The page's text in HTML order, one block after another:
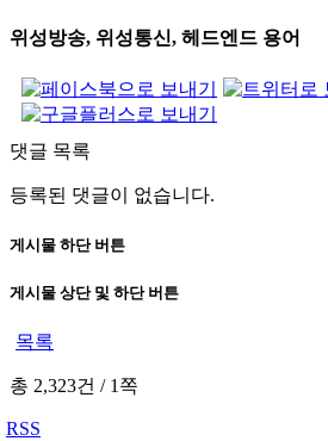
위성방송, 위성통신, 헤드엔드 용어
댓글 목록
등록된 댓글이 없습니다.
게시물 하단 버튼
게시물 상단 및 하단 버튼
목록
총 2,323건 /1쪽
RSS